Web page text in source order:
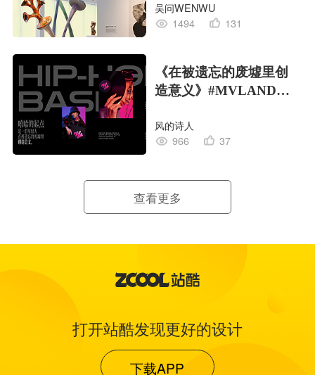
吴问WENWU
1494
131
《在被遗忘的废墟里创
造意义》#MVLAND嘻
风的诗人
966
37
查看更多
打开站酷发现更好的设计
下载APP